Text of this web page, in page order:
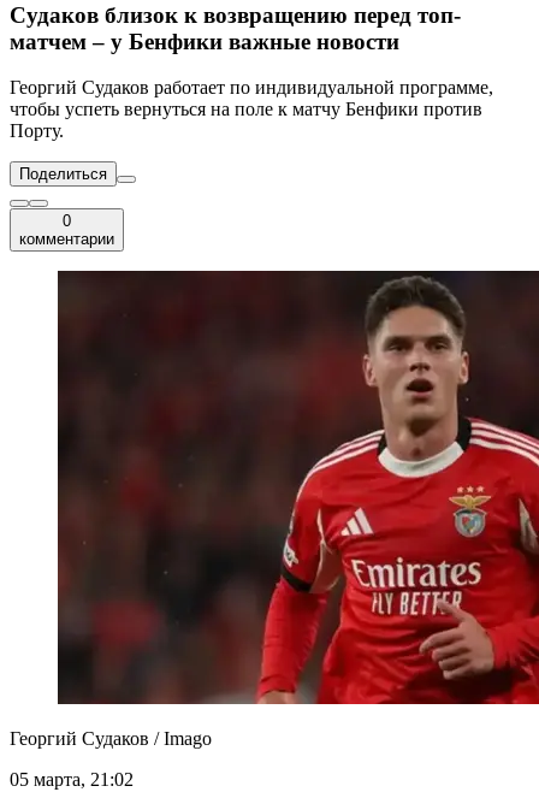
Судаков близок к возвращению перед топ-
матчем – у Бенфики важные новости
Георгий Судаков работает по индивидуальной программе,
чтобы успеть вернуться на поле к матчу Бенфики против
Порту.
Поделиться
0
комментарии
Георгий Судаков / Imago
05 марта, 21:02